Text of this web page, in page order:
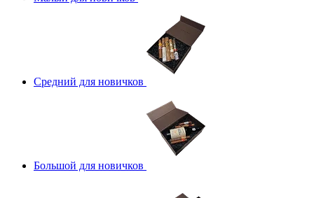
Средний для новичков
Большой для новичков